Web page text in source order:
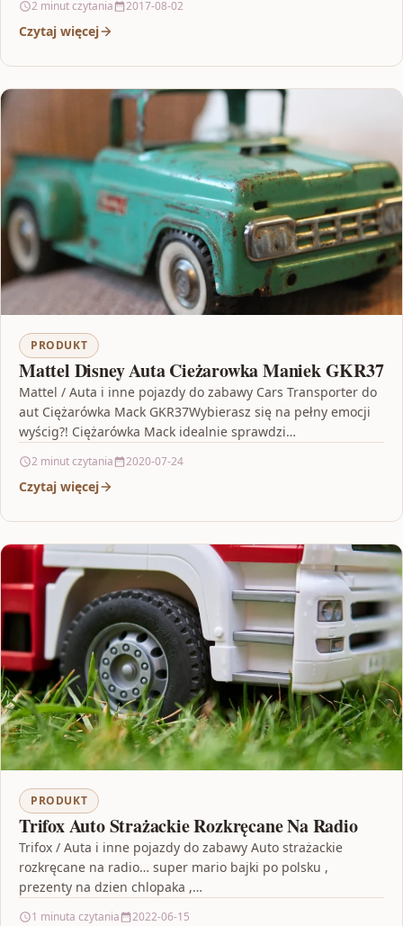
2 minut czytania 2017-08-02
Czytaj więcej
PRODUKT
Mattel Disney Auta Cieżarowka Maniek GKR37
Mattel / Auta i inne pojazdy do zabawy Cars Transporter do
aut Ciężarówka Mack GKR37Wybierasz się na pełny emocji
wyścig?! Ciężarówka Mack idealnie sprawdzi…
2 minut czytania 2020-07-24
Czytaj więcej
PRODUKT
Trifox Auto Strażackie Rozkręcane Na Radio
Trifox / Auta i inne pojazdy do zabawy Auto strażackie
rozkręcane na radio… super mario bajki po polsku ,
prezenty na dzien chlopaka ,…
1 minuta czytania 2022-06-15